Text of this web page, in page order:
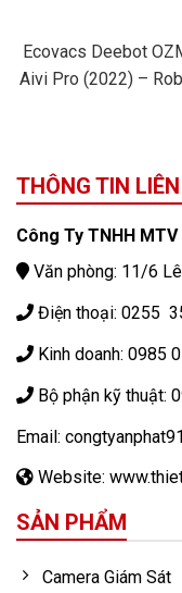
Ecovacs Deebot
Aivi Pro (2022) –
THÔNG TIN
Công Ty TNHH
Văn phòng: 11/6
Điện thoại: 0255
Kinh doanh: 0985
Bộ phận kỹ thuật:
Email:
Website:
SẢN PHẨM
Camera Giám Sát